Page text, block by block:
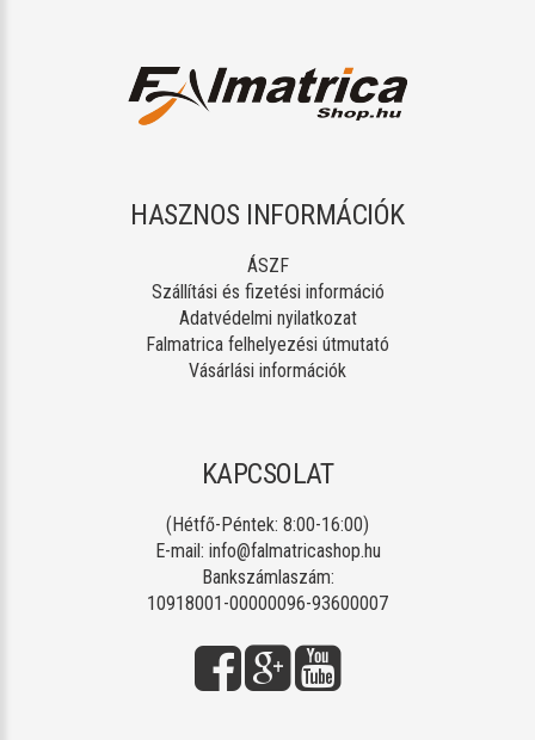
HASZNOS INFORMÁCIÓK
ÁSZF
Szállítási és fizetési információ
Adatvédelmi nyilatkozat
Falmatrica felhelyezési útmutató
Vásárlási információk
KAPCSOLAT
(Hétfő-Péntek: 8:00-16:00)
E-mail: info@falmatricashop.hu
Bankszámlaszám:
10918001-00000096-93600007